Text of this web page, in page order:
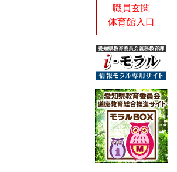
職員玄関
体育館入口